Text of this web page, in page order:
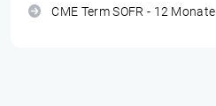
CME Term SOFR - 12 Monate